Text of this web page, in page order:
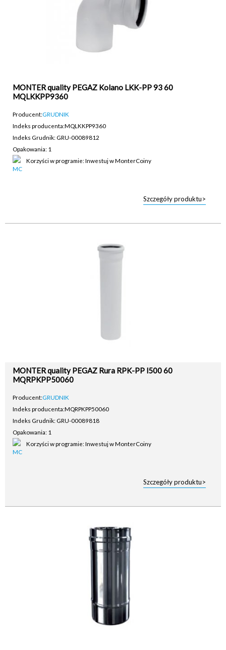
MONTER quality PEGAZ Kolano LKK-PP 93 60
MQLKKPP9360
Producent:GRUDNIK
Indeks producenta:MQLKKPP9360
Indeks Grudnik: GRU-00089812
Opakowania: 1
Korzyści w programie: Inwestuj w MonterCoiny
Szczegóły produktu>
MONTER quality PEGAZ Rura RPK-PP l500 60
MQRPKPP50060
Producent:GRUDNIK
Indeks producenta:MQRPKPP50060
Indeks Grudnik: GRU-00089818
Opakowania: 1
Korzyści w programie: Inwestuj w MonterCoiny
Szczegóły produktu>